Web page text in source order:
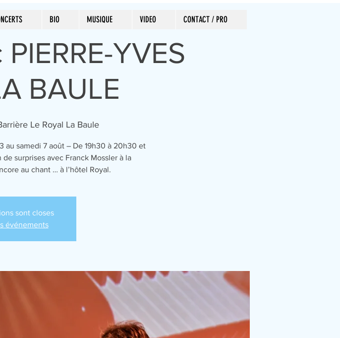
YVES
BAULE
Le Royal La Baule
au samedi 7 août – De 19h30 à 20h30 et
surprises avec Franck Mossler à la
au chant … à l’hôtel Royal.
sont closes
événements
BIO MUSIQUE VIDEO CONTACT / PRO